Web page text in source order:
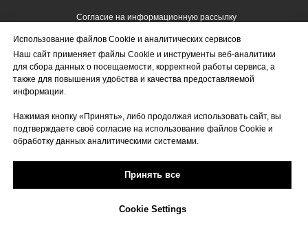
© Авто-профи 2008-2020
Политика конфиденциальности
Согласие на обработку персональных данных
Согласие на информационную рассылку
Использование файлов Cookie и аналитических сервисов
Наш сайт применяет файлы Cookie и инструменты веб-аналитики
для сбора данных о посещаемости, корректной работы сервиса, а
также для повышения удобства и качества предоставляемой
информации.
Нажимая кнопку «Принять», либо продолжая использовать сайт, вы
подтверждаете своё согласие на использование файлов Cookie и
обработку данных аналитическими системами.
Принять все
Cookie Settings